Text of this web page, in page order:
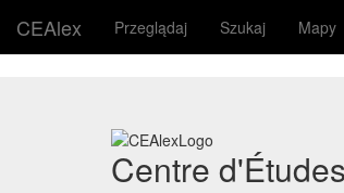
CEAlex Przeglądaj Szukaj Mapy
Centre